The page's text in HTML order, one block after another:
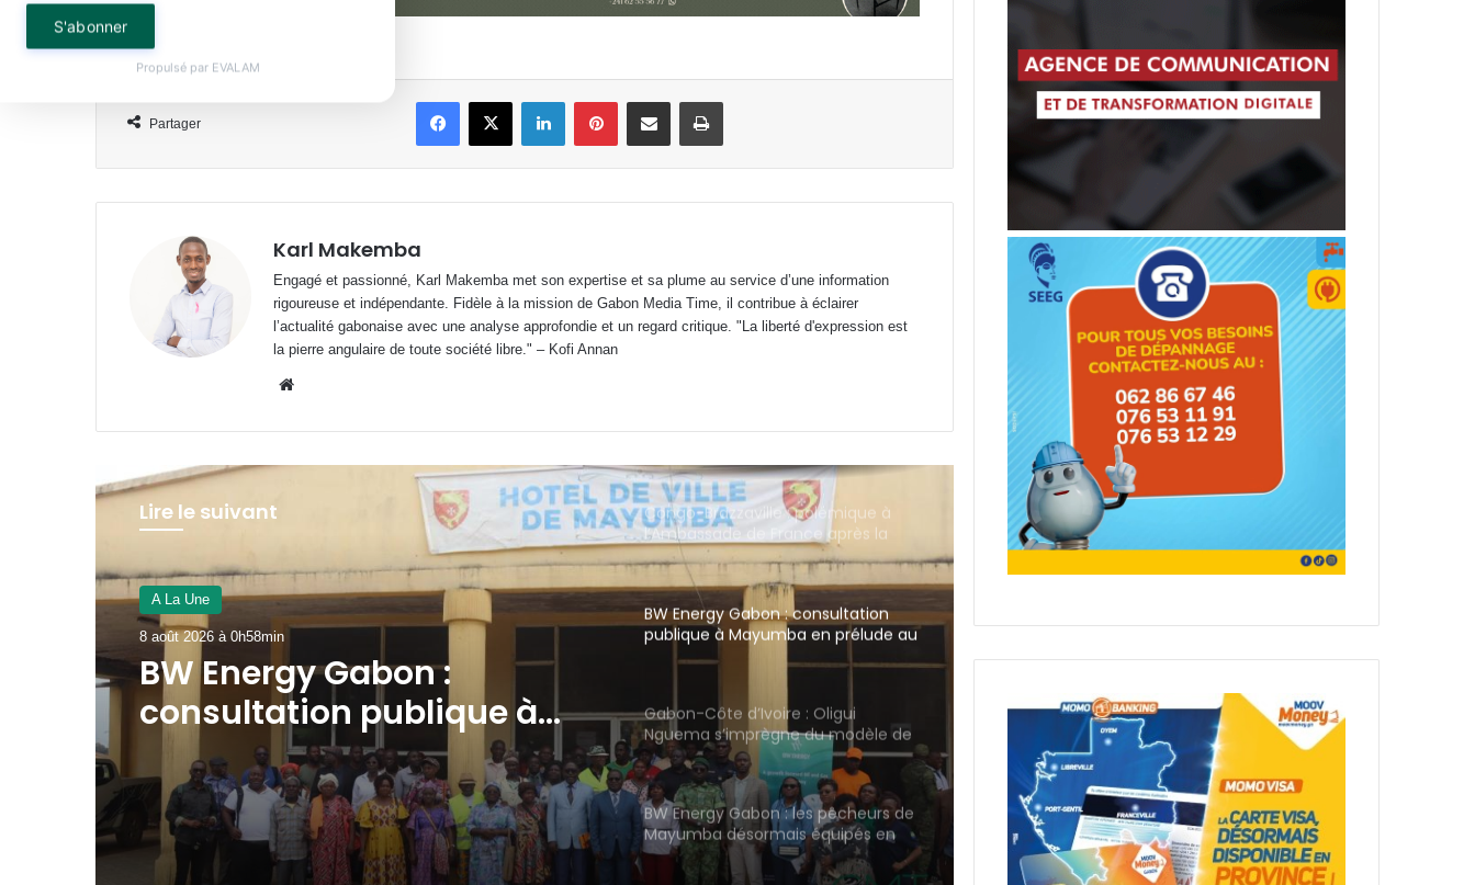
Partager
FacebookX LinkedinPinterestPartager par email Imprimer
Karl Makemba
Engagé et passionné, Karl Makemba met son expertise et sa plume au service d’une information
rigoureuse et indépendante. Fidèle à la mission de Gabon Media Time, il contribue à éclairer
l’actualité gabonaise avec une analyse approfondie et un regard critique. "La liberté d'expression est
la pierre angulaire de toute société libre." – Kofi Annan
Lire le suivant
A La Une
7 août 2026 à 16h50min
Gabon-Côte d’Ivoire : Oligui
Nguema s’imprègne du
modèle de développement
Ivoirien
CES Public d’Awendje : 2 500 élèves,
Gabon : Paul Kessany traduit en
actes la politique de
Oligui Nguema
Gabon : Hermann Immongault
prend le pouls de la modernisation
l’Ambassade de France après la
BW Energy Gabon : consultation
publique à Mayumba en prélude au
projet de gisement Bourdon
Gabon-Côte d’Ivoire : Oligui
Nguema s’imprègne du modèle de
développement Ivoirien
BW Energy Gabon : les pêcheurs de
Mayumba désormais équipés en
matériel professionnel
Gabon : le gouvernement prépare
une loi de programmation 2027-
2032 pour refonder son système
judiciaire
S'abonner
Propulsé par EVALAM